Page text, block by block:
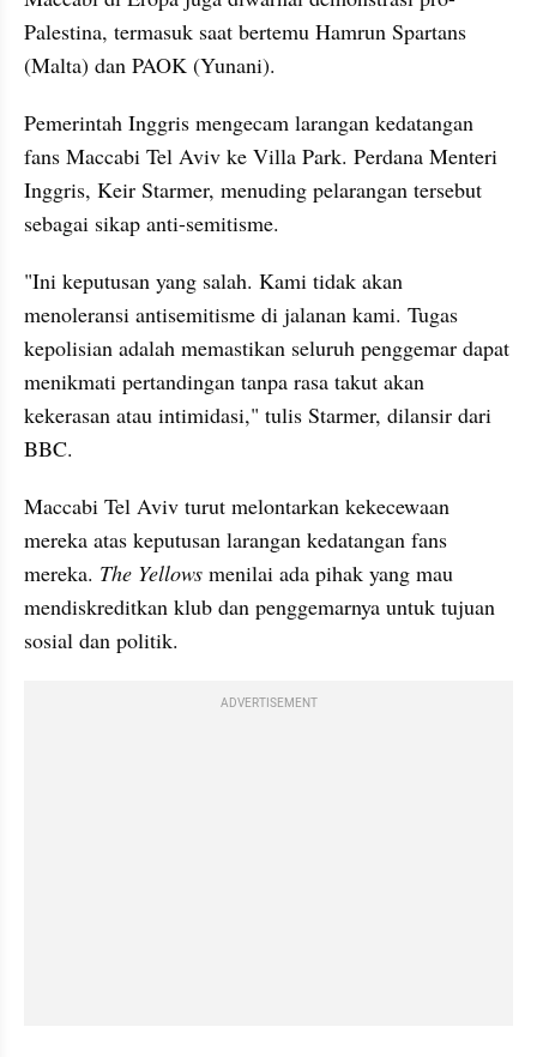
Palestina, termasuk saat bertemu Hamrun Spartans
(Malta) dan PAOK (Yunani).
Pemerintah Inggris mengecam larangan kedatangan
fans Maccabi Tel Aviv ke Villa Park. Perdana Menteri
Inggris, Keir Starmer, menuding pelarangan tersebut
sebagai sikap anti-semitisme.
"Ini keputusan yang salah. Kami tidak akan
menoleransi antisemitisme di jalanan kami. Tugas
kepolisian adalah memastikan seluruh penggemar dapat
menikmati pertandingan tanpa rasa takut akan
kekerasan atau intimidasi," tulis Starmer, dilansir dari
BBC.
Maccabi Tel Aviv turut melontarkan kekecewaan
mereka atas keputusan larangan kedatangan fans
mereka. The Yellows menilai ada pihak yang mau
mendiskreditkan klub dan penggemarnya untuk tujuan
sosial dan politik.
ADVERTISEMENT